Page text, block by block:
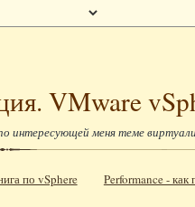
VMware
интересующей меня теме
по vSphere Performance -